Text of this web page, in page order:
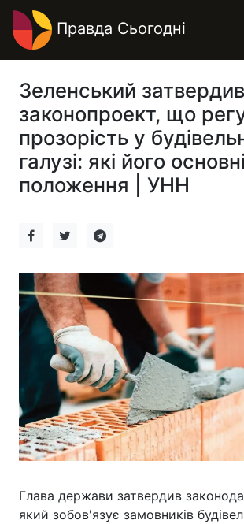
Правда Сьогодні
Зеленський затвердив
законопроект, що
прозорість у
галузі: які його основні
положення | УНН
Глава держави затвердив
який зобов'язує замовників